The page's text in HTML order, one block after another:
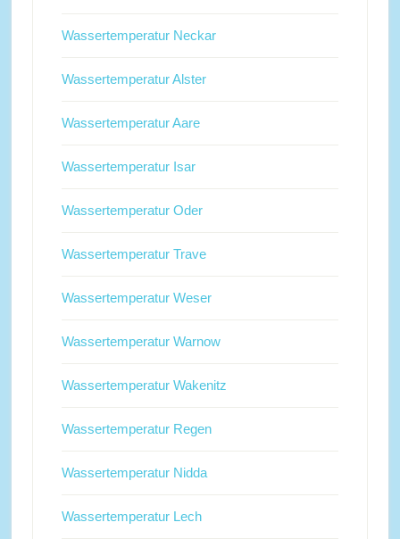
Wassertemperatur Neckar
Wassertemperatur Alster
Wassertemperatur Aare
Wassertemperatur Isar
Wassertemperatur Oder
Wassertemperatur Trave
Wassertemperatur Weser
Wassertemperatur Warnow
Wassertemperatur Wakenitz
Wassertemperatur Regen
Wassertemperatur Nidda
Wassertemperatur Lech